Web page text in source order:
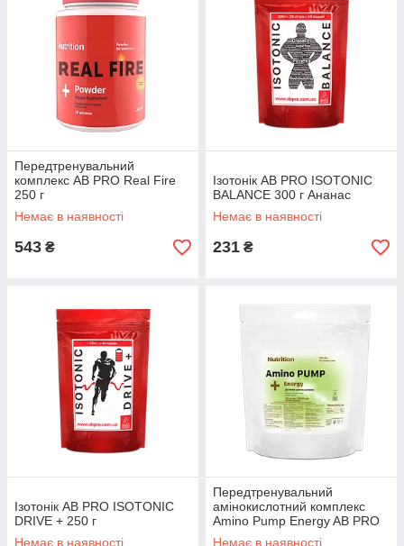
Передтренувальний
комплекс AB PRO Real Fire
250 г
Немає в наявності
543 ₴
Ізотонік AB PRO ISOTONIC
BALANCE 300 г Ананас
Немає в наявності
231 ₴
Ізотонік AB PRO ISOTONIC
DRIVE + 250 г
Немає в наявності
Передтренувальний
амінокислотний комплекс
Amino Pump Energy AB PRO
10 порцій
Немає в наявності